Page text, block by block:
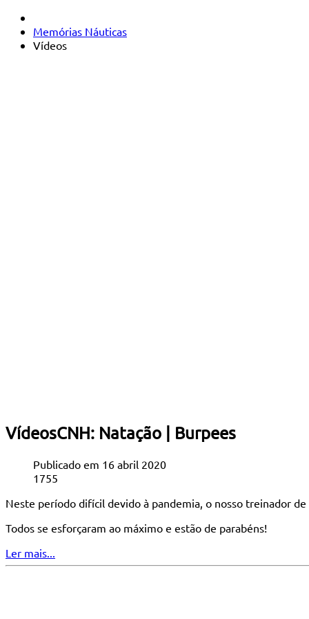
Memórias Náuticas
Vídeos
VídeosCNH: Natação | Burpees
Publicado em 16 abril 2020
1755
Neste período difícil devido à pandemia, o nosso treinador
Todos se esforçaram ao máximo e estão de parabéns!
Ler mais...